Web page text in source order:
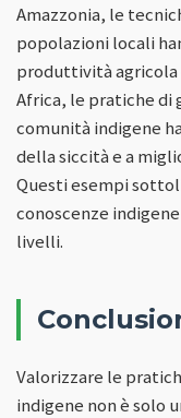
Amazzonia, le
popolazioni locali
produttività agricola
Africa, le pratiche di
comunità indigene
della siccità e a
Questi esempi
conoscenze
livelli.
Valorizzare le
indigene non è solo